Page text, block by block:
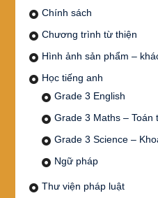
Chính sách
Chương trình từ thiện
Hình ảnh sản phẩm –
Học tiếng anh
Grade 3 English
Grade 3 Maths –
Grade 3 Science –
Ngữ pháp
Thư viện pháp luật